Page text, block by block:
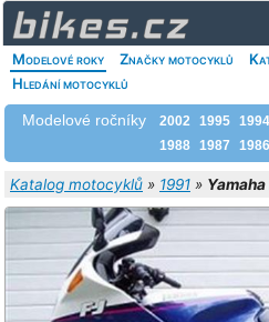
Modelové roky Značky motocyklů
Hledání motocyklů
Modelové ročníky 2002 1995 1994
1988 1987 1986
Katalog motocyklů » 1991 »